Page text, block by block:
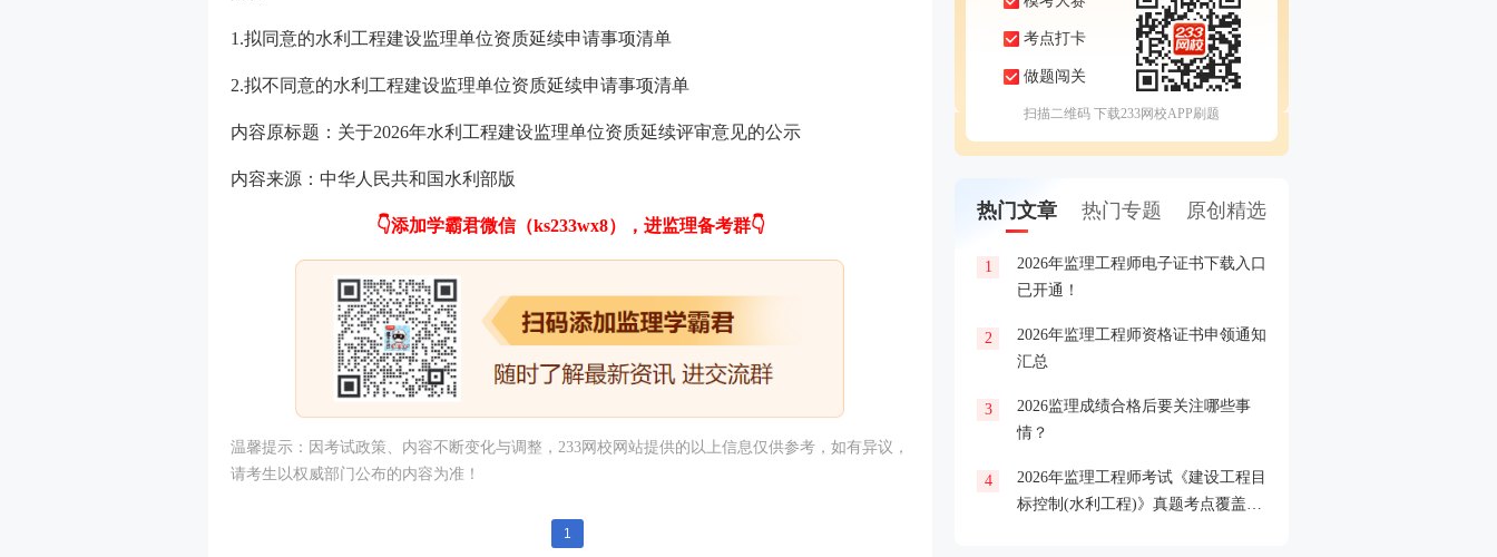
1.拟同意的水利工程建设监理单位资质延续申请事项清单
2.拟不同意的水利工程建设监理单位资质延续申请事项清单
内容原标题：关于2026年水利工程建设监理单位资质延续评审意见的公示
内容来源：中华人民共和国水利部版
👇添加学霸君微信（ks233wx8），进监理备考群👇
温馨提示：因 考试政策、内容不断变化与调整，233网校 网站提供的以上信息仅供参考，如有异议，
请考生以权威部门公布的内容为准！
1
考点打卡
做题闯关
扫描二维码 下载233网校APP刷题
热门文章 热门专题 原创精选
1
2026年监理工程师电子证书下载入口
已开通！
2
2026年监理工程师资格证书申领通知
汇总
3
2026监理成绩合格后要关注哪些事
情？
4
2026年监理工程师考试《建设工程目
标控制(水利工程)》真题考点覆盖情